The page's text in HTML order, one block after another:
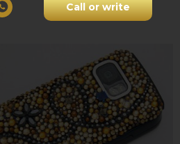
Call or write